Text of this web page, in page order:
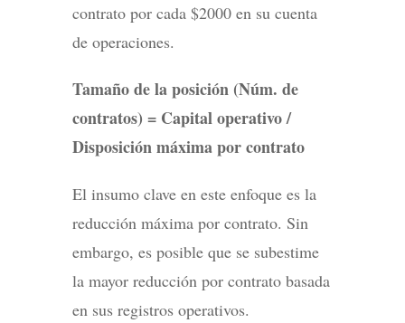
contrato por cada $2000 en su cuenta
de operaciones.
Tamaño de la posición (Núm. de
contratos) = Capital operativo /
Disposición máxima por contrato
El insumo clave en este enfoque es la
reducción máxima por contrato. Sin
embargo, es posible que se subestime
la mayor reducción por contrato basada
en sus registros operativos.